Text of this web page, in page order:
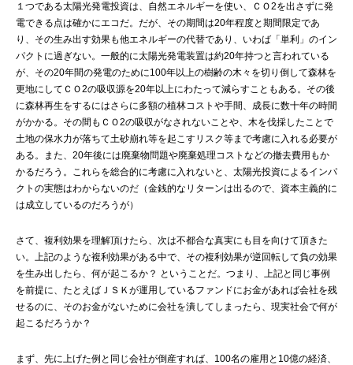
１つである太陽光発電投資は、自然エネルギーを使い、ＣＯ2を出さずに発
電できる点は確かにエコだ。だが、その期間は20年程度と期間限定であ
り、その生み出す効果も他エネルギーの代替であり、いわば「単利」のイン
パクトに過ぎない。一般的に太陽光発電装置は約20年持つと言われている
が、その20年間の発電のために100年以上の樹齢の木々を切り倒して森林を
更地にしてＣＯ2の吸収源を20年以上にわたって減らすこともある。その後
に森林再生をするにはさらに多額の植林コストや手間、成長に数十年の時間
がかかる。その間もＣＯ2の吸収がなされないことや、木を伐採したことで
土地の保水力が落ちて土砂崩れ等を起こすリスク等まで考慮に入れる必要が
ある。また、20年後には廃棄物問題や廃棄処理コストなどの撤去費用もか
かるだろう。これらを総合的に考慮に入れないと、太陽光投資によるインパ
クトの実態はわからないのだ（金銭的なリターンは出るので、資本主義的に
は成立しているのだろうが）
さて、複利効果を理解頂けたら、次は不都合な真実にも目を向けて頂きた
い。上記のような複利効果がある中で、その複利効果が逆回転して負の効果
を生み出したら、何が起こるか？ ということだ。つまり、上記と同じ事例
を前提に、たとえばＪＳＫが運用しているファンドにお金があれば会社を残
せるのに、そのお金がないために会社を潰してしまったら、現実社会で何が
起こるだろうか？
まず、先に上げた例と同じ会社が倒産すれば、100名の雇用と10億の経済、